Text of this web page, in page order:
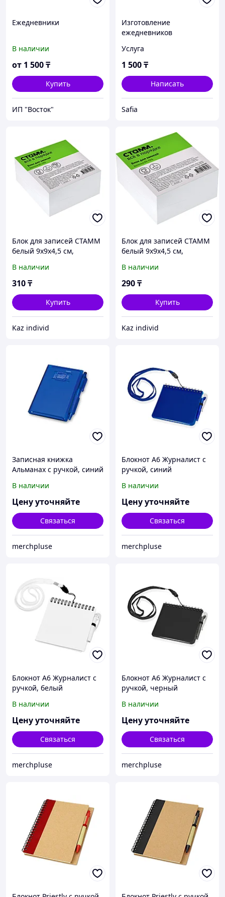
Ежедневники
В наличии
от 1 500₸
Купить
ИП "Восток"
Изготовление
ежедневников
Услуга
1 500₸
Написать
Safia
Блок для записей СТАММ
белый 9х9х4,5 см,
В наличии
310₸
Купить
Kaz individ
Блок для записей СТАММ
белый 9х9х4,5 см,
В наличии
290₸
Купить
Kaz individ
Записная книжка
Альманах с ручкой, синий
В наличии
Цену уточняйте
Связаться
merchpluse
Блокнот А6 Журналист с
ручкой, синий
В наличии
Цену уточняйте
Связаться
merchpluse
Блокнот А6 Журналист с
ручкой, белый
В наличии
Цену уточняйте
Связаться
merchpluse
Блокнот А6 Журналист с
ручкой, черный
В наличии
Цену уточняйте
Связаться
merchpluse